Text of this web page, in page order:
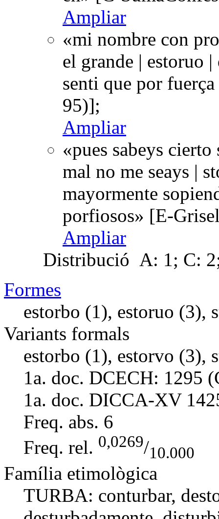
Ampliar
«mi nombre con
el grande | estoruo
senti que por
95)];
Ampliar
«pues sabeys
mal no me seays |
mayormente
porfiosos» [E-
Ampliar
Distribució A: 1; C:
Formes
estorbo (1), estoruo (3),
Variants formals
estorbo (1), estorvo (3),
1a. doc. DCECH: 1295
1a. doc. DICCA-XV
Freq. abs. 6
Freq. rel. 0,0269/10.000
Família etimològica
TURBA: conturbar,